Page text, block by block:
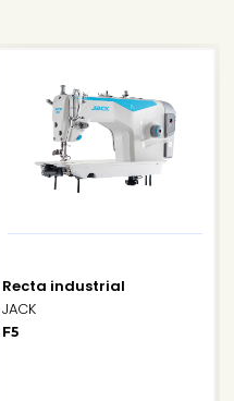
Recta industrial
JACK
F5